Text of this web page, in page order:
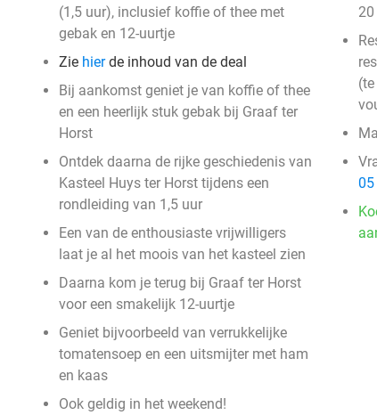
(1,5 uur), inclusief koffie of thee met
gebak en 12-uurtje
Zie hierde inhoud van de deal
Bij aankomst geniet je van koffie of thee
en een heerlijk stuk gebak bij Graaf ter
Horst
Ontdek daarna de rijke geschiedenis van
Kasteel Huys ter Horst tijdens een
rondleiding van 1,5 uur
Een van de enthousiaste vrijwilligers
laat je al het moois van het kasteel zien
Daarna kom je terug bij Graaf ter Horst
voor een smakelijk 12-uurtje
Geniet bijvoorbeeld van verrukkelijke
tomatensoep en een uitsmijter met ham
en kaas
Ook geldig in het weekend!
05